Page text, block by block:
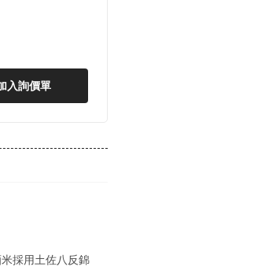
入詢價單
採用土佐八反錦